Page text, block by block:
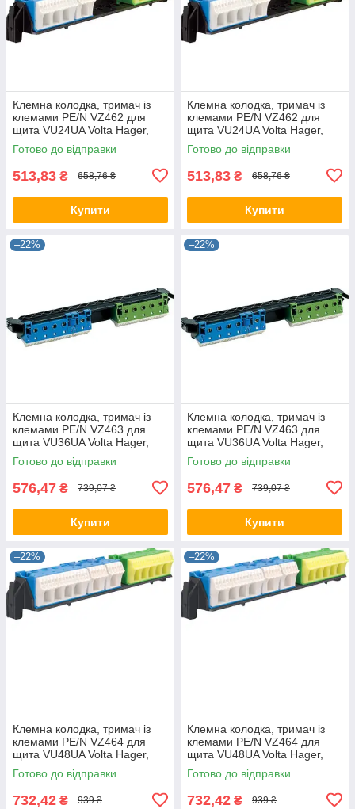
Клемна колодка, тримач із
клемами PE/N VZ462 для
щита VU24UA Volta Hager,
для щита Хагер, боксу, шафи
Готово до відправки
513,83 ₴ 658,76 ₴
Купити
Клемна колодка, тримач із
клемами PE/N VZ462 для
щита VU24UA Volta Hager,
для щита Хагер, бокса (Smart
Rozetka)
Готово до відправки
513,83 ₴ 658,76 ₴
Купити
–22%
Клемна колодка, тримач із
клемами PE/N VZ463 для
щита VU36UA Volta Hager,
для щита Хагер, боксу, шафи
Готово до відправки
576,47 ₴ 739,07 ₴
Купити
–22%
Клемна колодка, тримач із
клемами PE/N VZ463 для
щита VU36UA Volta Hager,
для щита Хагер, бокса (Smart
Rozetka)
Готово до відправки
576,47 ₴ 739,07 ₴
Купити
–22%
Клемна колодка, тримач із
клемами PE/N VZ464 для
щита VU48UA Volta Hager,
для щита Хагер, боксу, шафи
Готово до відправки
732,42 ₴ 939 ₴
–22%
Клемна колодка, тримач із
клемами PE/N VZ464 для
щита VU48UA Volta Hager,
для щита Хагер, бокса (Smart
Rozetka)
Готово до відправки
732,42 ₴ 939 ₴